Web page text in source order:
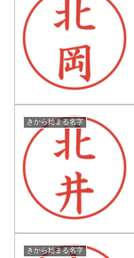
きから始まる名字
きから始まる名字